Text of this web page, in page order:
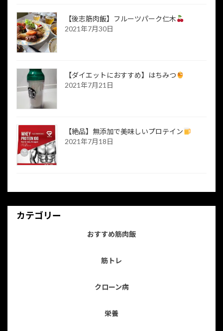
【後志筋肉飯】フルーツパーク仁木
2021年7月30日
【ダイエットにおすすめ】はちみつ
2021年7月21日
【絶品】無添加で美味しいプロテイン
2021年7月18日
カテゴリー
おすすめ筋肉飯
筋トレ
クローン病
栄養